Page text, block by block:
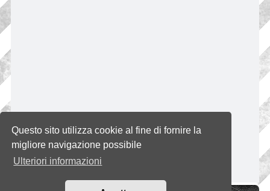
Questo sito utilizza cookie al fine di fornire la
migliore navigazione possibile
Ulteriori informazioni